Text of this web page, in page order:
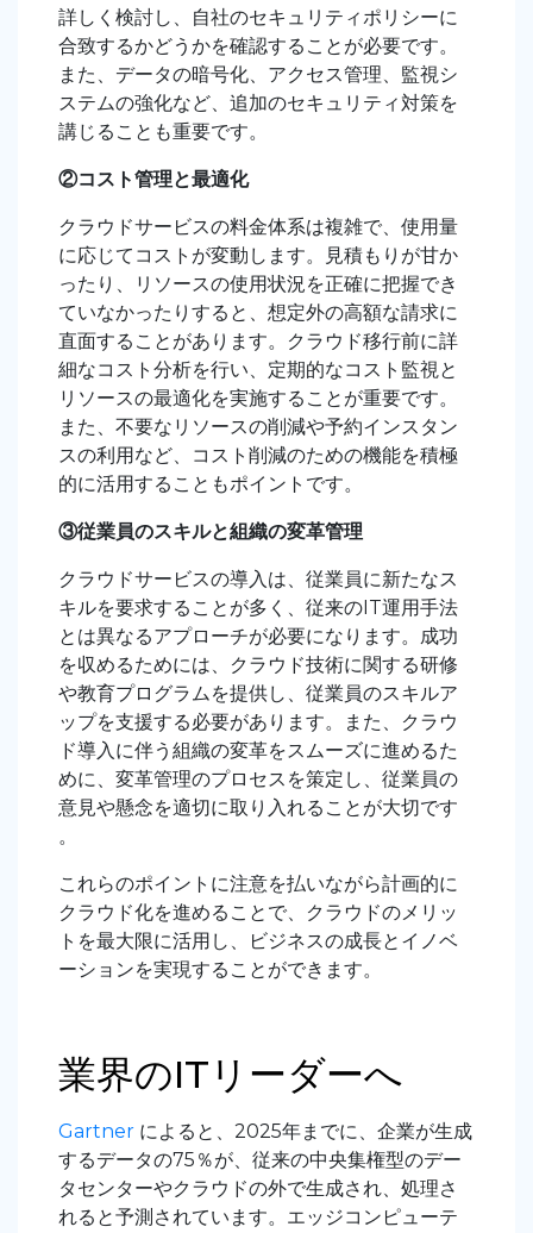
詳しく検討し、自社のセキュリティポリシーに
合致するかどうかを確認することが必要です。
また、データの暗号化、アクセス管理、監視シ
ステムの強化など、追加のセキュリティ対策を
講じることも重要です。
②コスト管理と最適化
クラウドサービスの料金体系は複雑で、使用量
に応じてコストが変動します。見積もりが甘か
ったり、リソースの使用状況を正確に把握でき
ていなかったりすると、想定外の高額な請求に
直面することがあります。クラウド移行前に詳
細なコスト分析を行い、定期的なコスト監視と
リソースの最適化を実施することが重要です。
また、不要なリソースの削減や予約インスタン
スの利用など、コスト削減のための機能を積極
的に活用することもポイントです。
③従業員のスキルと組織の変革管理
クラウドサービスの導入は、従業員に新たなス
キルを要求することが多く、従来のIT運用手法
とは異なるアプローチが必要になります。成功
を収めるためには、クラウド技術に関する研修
や教育プログラムを提供し、従業員のスキルア
ップを支援する必要があります。また、クラウ
ド導入に伴う組織の変革をスムーズに進めるた
めに、変革管理のプロセスを策定し、従業員の
意見や懸念を適切に取り入れることが大切です
。
これらのポイントに注意を払いながら計画的に
クラウド化を進めることで、クラウドのメリッ
トを最大限に活用し、ビジネスの成長とイノベ
ーションを実現することができます。
業界のITリーダーへ
Gartner によると、2025年までに、企業が生成
するデータの75％が、従来の中央集権型のデー
タセンターやクラウドの外で生成され、処理さ
れると予測されています。エッジコンピューテ